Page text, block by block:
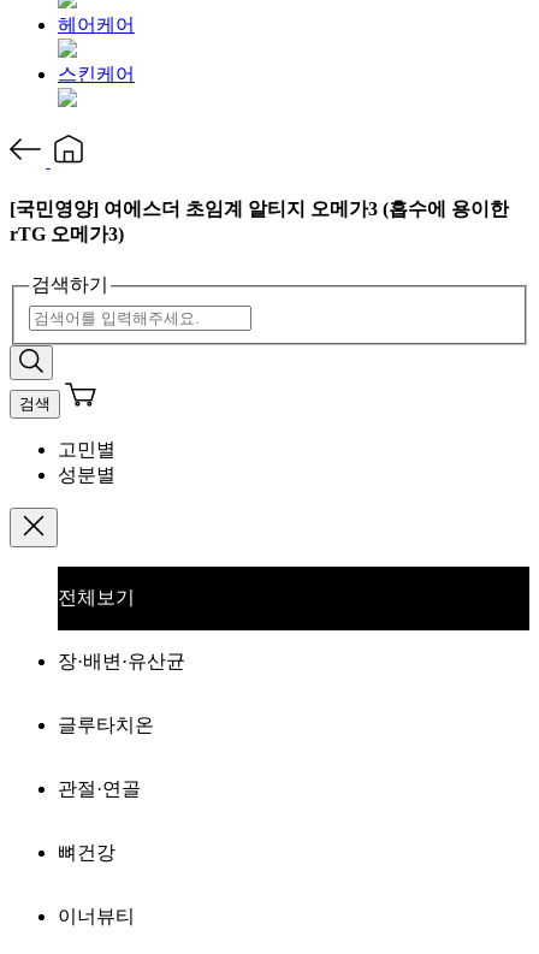
헤어케어
스킨케어
[국민영양] 여에스더 초임계 알티지 오메가3 (흡수에 용이한
rTG 오메가3)
검색하기
검색
고민별
성분별
전체보기
장·배변·유산균
글루타치온
관절·연골
뼈건강
이너뷰티